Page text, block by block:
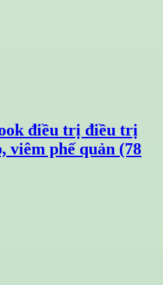
điều trị điều trị
viêm phế quản (78